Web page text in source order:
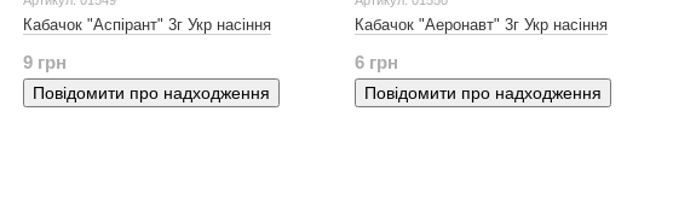
Кабачок "Аспірант" 3г Укр насіння
9 грн
Повідомити про надходження
Кабачок "Аеронавт" 3г Укр насіння
6 грн
Повідомити про надходження